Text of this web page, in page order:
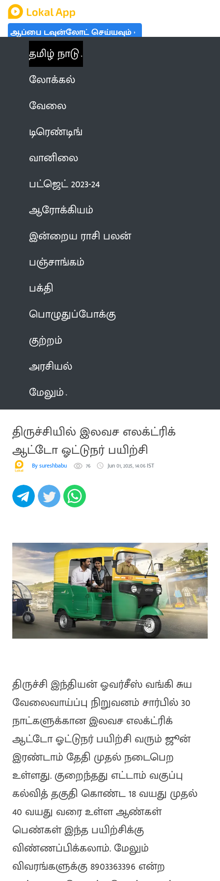
ஆப்பை டவுன்லோட் செய்யவும்
தமிழ் நாடு
லோக்கல்
வேலை
டிரெண்டிங்
வானிலை
பட்ஜெட் 2023-24
ஆரோக்கியம்
இன்றைய ராசி பலன்
பஞ்சாங்கம்
பக்தி
பொழுதுப்போக்கு
குற்றம்
அரசியல்
மேலும்
திருச்சியில் இலவச எலக்ட்ரிக்
ஆட்டோ ஓட்டுநர் பயிற்சி
By sureshbabu 76 Jun 01, 2025, 14:06 IST
திருச்சி இந்தியன் ஓவர்சீஸ் வங்கி சுய
வேலைவாய்ப்பு நிறுவனம் சார்பில் 30
நாட்களுக்கான இலவச எலக்ட்ரிக்
ஆட்டோ ஓட்டுநர் பயிற்சி வரும் ஜூன்
இரண்டாம் தேதி முதல் நடைபெற
உள்ளது. குறைந்தது எட்டாம் வகுப்பு
கல்வித் தகுதி கொண்ட 18 வயது முதல்
40 வயது வரை உள்ள ஆண்கள்
பெண்கள் இந்த பயிற்சிக்கு
விண்ணப்பிக்கலாம். மேலும்
விவரங்களுக்கு 8903363396 என்ற